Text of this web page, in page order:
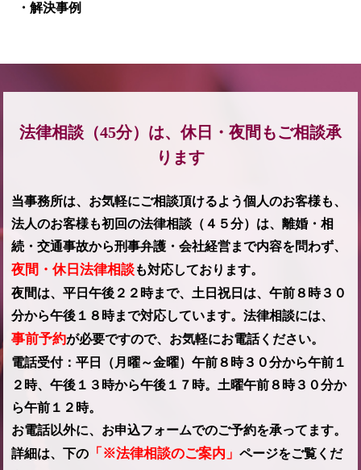
解決事例
法律相談（45分）は、休日・夜間もご相談承
ります
当事務所は、お気軽にご相談頂けるよう個人のお客様も、
法人のお客様も初回の法律相談（４５分）は、離婚・相
続・交通事故から刑事弁護・会社経営まで内容を問わず、
夜間・休日法律相談も対応しております。
夜間は、平日午後２２時まで、土日祝日は、午前８時３０
分から午後１８時まで対応しています。法律相談には、
事前予約が必要ですので、お気軽にお電話ください。
電話受付：平日（月曜～金曜）午前８時３０分から午前１
２時、午後１３時から午後１７時。土曜午前８時３０分か
ら午前１２時。
お電話以外に、お申込フォームでのご予約を承ってます。
詳細は、下の 「※法律相談のご案内」ページをご覧くだ